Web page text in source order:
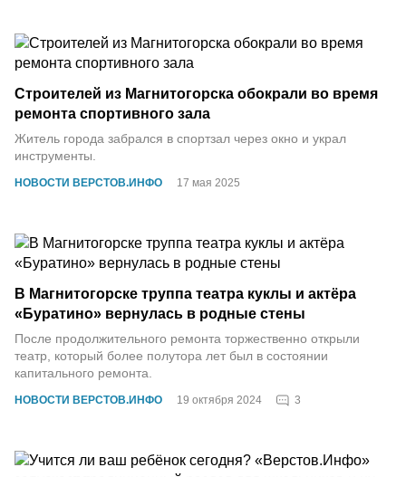
НОВОСТИ ВЕРСТОВ.ИНФО 17 мая 2025
Строителей из Магнитогорска обокрали во время
ремонта спортивного зала
Житель города забрался в спортзал через окно и украл
инструменты.
НОВОСТИ ВЕРСТОВ.ИНФО 19 октября 2024 3
В Магнитогорске труппа театра куклы и актёра
«Буратино» вернулась в родные стены
После продолжительного ремонта торжественно открыли
театр, который более полутора лет был в состоянии
капитального ремонта.